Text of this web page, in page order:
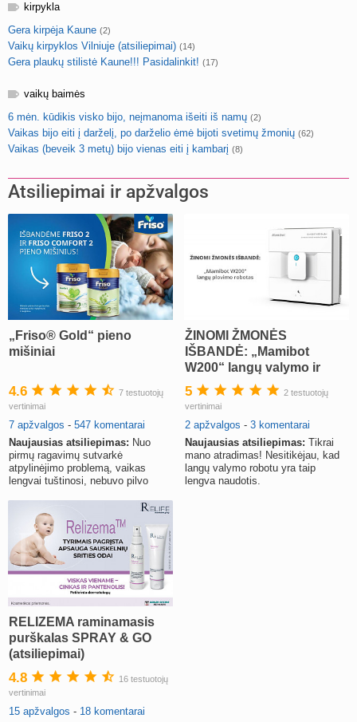
kirpykla
Gera kirpėja Kaune (2)
Vaikų kirpyklos Vilniuje (atsiliepimai) (14)
Gera plaukų stilistė Kaune!!! Pasidalinkit! (17)
vaikų baimės
6 mėn. kūdikis visko bijo, neįmanoma išeiti iš namų (2)
Vaikas bijo eiti į darželį, po darželio ėmė bijoti svetimų žmonių (62)
Vaikas (beveik 3 metų) bijo vienas eiti į kambarį (8)
Atsiliepimai ir apžvalgos
„Friso® Gold“ pieno
mišiniai
4.6
7 testuotojų
vertinimai
7 apžvalgos - 547 komentarai
Naujausias atsiliepimas: Nuo
pirmų ragavimų sutvarkė
atpylinėjimo problemą, vaikas
lengvai tuštinosi, nebuvo pilvo
ŽINOMI ŽMONĖS
IŠBANDĖ: „Mamibot
W200“ langų valymo ir
siurbimo robotas
5
2 testuotojų
vertinimai
2 apžvalgos - 3 komentarai
Naujausias atsiliepimas: Tikrai
mano atradimas! Nesitikėjau, kad
langų valymo robotu yra taip
lengva naudotis.
RELIZEMA raminamasis
purškalas SPRAY & GO
(atsiliepimai)
4.8
16 testuotojų
vertinimai
15 apžvalgos - 18 komentarai